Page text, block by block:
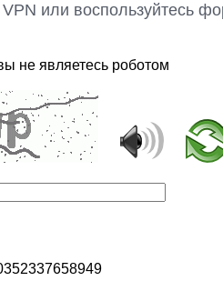
или воспользуйтесь
не являетесь роботом